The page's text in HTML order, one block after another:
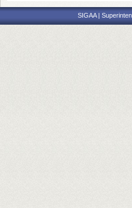
SIGAA |